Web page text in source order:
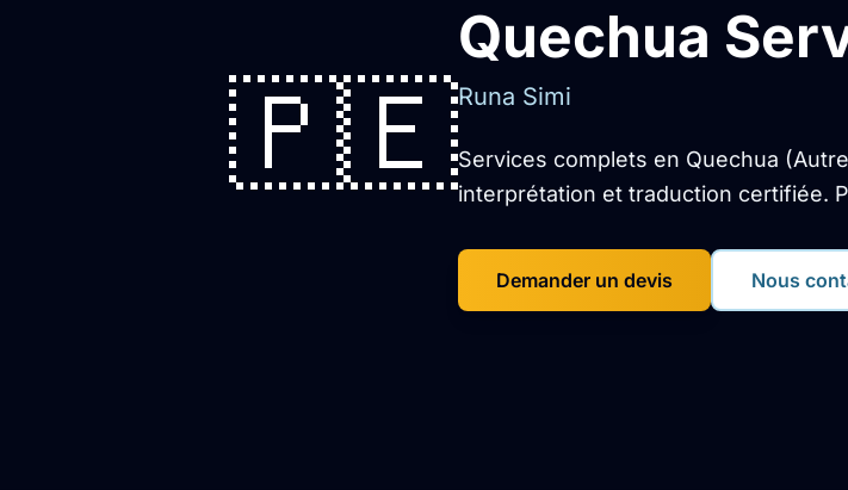
🇵🇪
Quechua
Runa Simi
Services complets en Quechua
interprétation et traduction certifiée.
Demander un devis Nous